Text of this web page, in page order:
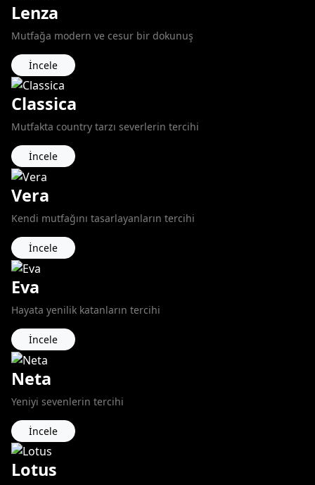
Lenza
Mutfağa modern ve cesur bir dokunuş
İncele
Classica
Mutfakta country tarzı severlerin tercihi
İncele
Vera
Kendi mutfağını tasarlayanların tercihi
İncele
Eva
Hayata yenilik katanların tercihi
İncele
Neta
Yeniyi sevenlerin tercihi
İncele
Lotus